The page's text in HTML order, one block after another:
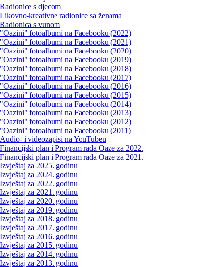
Radionice s djecom
Likovno-kreativne radionice sa ženama
Radionica s vunom
"Oazini" fotoalbumi na Facebooku (2022)
"Oazini" fotoalbumi na Facebooku (2021)
"Oazini" fotoalbumi na Facebooku (2020)
"Oazini" fotoalbumi na Facebooku (2019)
"Oazini" fotoalbumi na Facebooku (2018)
"Oazini" fotoalbumi na Facebooku (2017)
"Oazini" fotoalbumi na Facebooku (2016)
"Oazini" fotoalbumi na Facebooku (2015)
"Oazini" fotoalbumi na Facebooku (2014)
"Oazini" fotoalbumi na Facebooku (2013)
"Oazini" fotoalbumi na Facebooku (2012)
"Oazini" fotoalbumi na Facebooku (2011)
Audio- i videozapisi na YouTubeu
Financijski plan i Program rada Oaze za 2022.
Financijski plan i Program rada Oaze za 2021.
Izvještaj za 2025. godinu
Izvještaj za 2024. godinu
Izvještaj za 2022. godinu
Izvještaj za 2021. godinu
Izvještaj za 2020. godinu
Izvještaj za 2019. godinu
Izvještaj za 2018. godinu
Izvještaj za 2017. godinu
Izvještaj za 2016. godinu
Izvještaj za 2015. godinu
Izvještaj za 2014. godinu
Izvještaj za 2013. godinu